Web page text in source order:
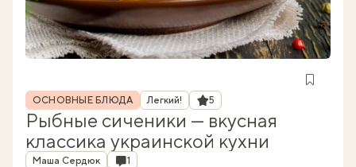
Рубрика
ОСНОВНЫЕ БЛЮДА Легкий! Рейтинг
5
Рыбные сиченики — вкусная
классика украинской кухни
Автор
Маша Сердюк Комментарии
1